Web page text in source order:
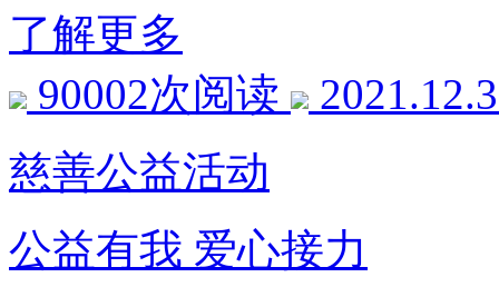
了解更多
90002次阅读
慈善公益活动
公益有我 爱心接力